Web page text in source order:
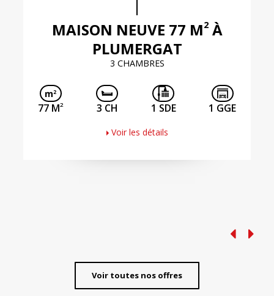
MAISON NEUVE 77 M2À
PLUMERGAT
3 CHAMBRES
77 M2 3 CH 1 SDE 1 GGE
Voir les détails
Voir toutes nos offres